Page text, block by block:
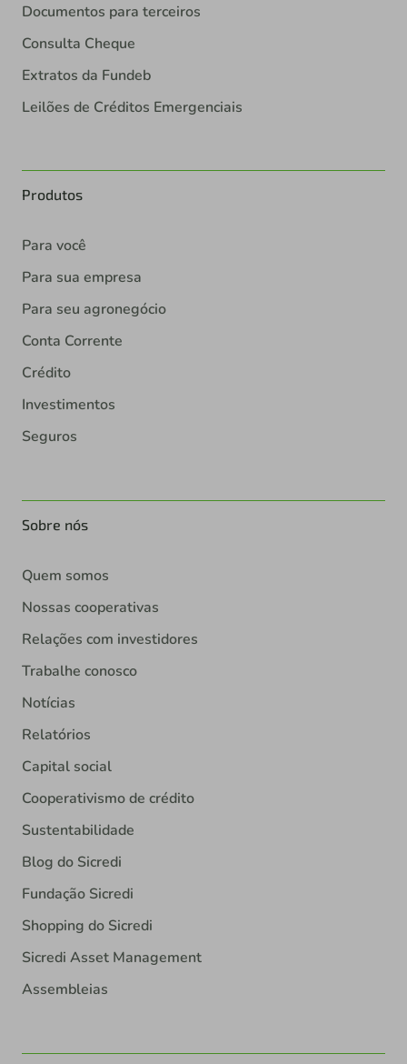
Documentos para terceiros
Consulta Cheque
Extratos da Fundeb
Leilões de Créditos Emergenciais
Produtos
Para você
Para sua empresa
Para seu agronegócio
Conta Corrente
Crédito
Investimentos
Seguros
Sobre nós
Quem somos
Nossas cooperativas
Relações com investidores
Trabalhe conosco
Notícias
Relatórios
Capital social
Cooperativismo de crédito
Sustentabilidade
Blog do Sicredi
Fundação Sicredi
Shopping do Sicredi
Sicredi Asset Management
Assembleias